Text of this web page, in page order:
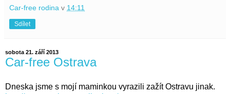
Car-free rodina v 14:11
Sdílet
sobota 21. září 2013
Car-free Ostrava
Dneska jsme s mojí maminkou vyrazili zažít Ostravu jinak.